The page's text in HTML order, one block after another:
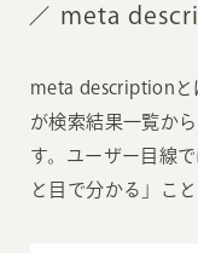
meta
meta descriptionと
が検索結果一覧か
す。ユーザー目線
と目で分かる」こと